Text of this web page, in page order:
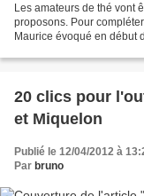
Les amateurs de thé vont
proposons. Pour
Maurice évoqué en début
20 clics pour
et Miquelon
Publié le 12/04/2012 à
Par bruno